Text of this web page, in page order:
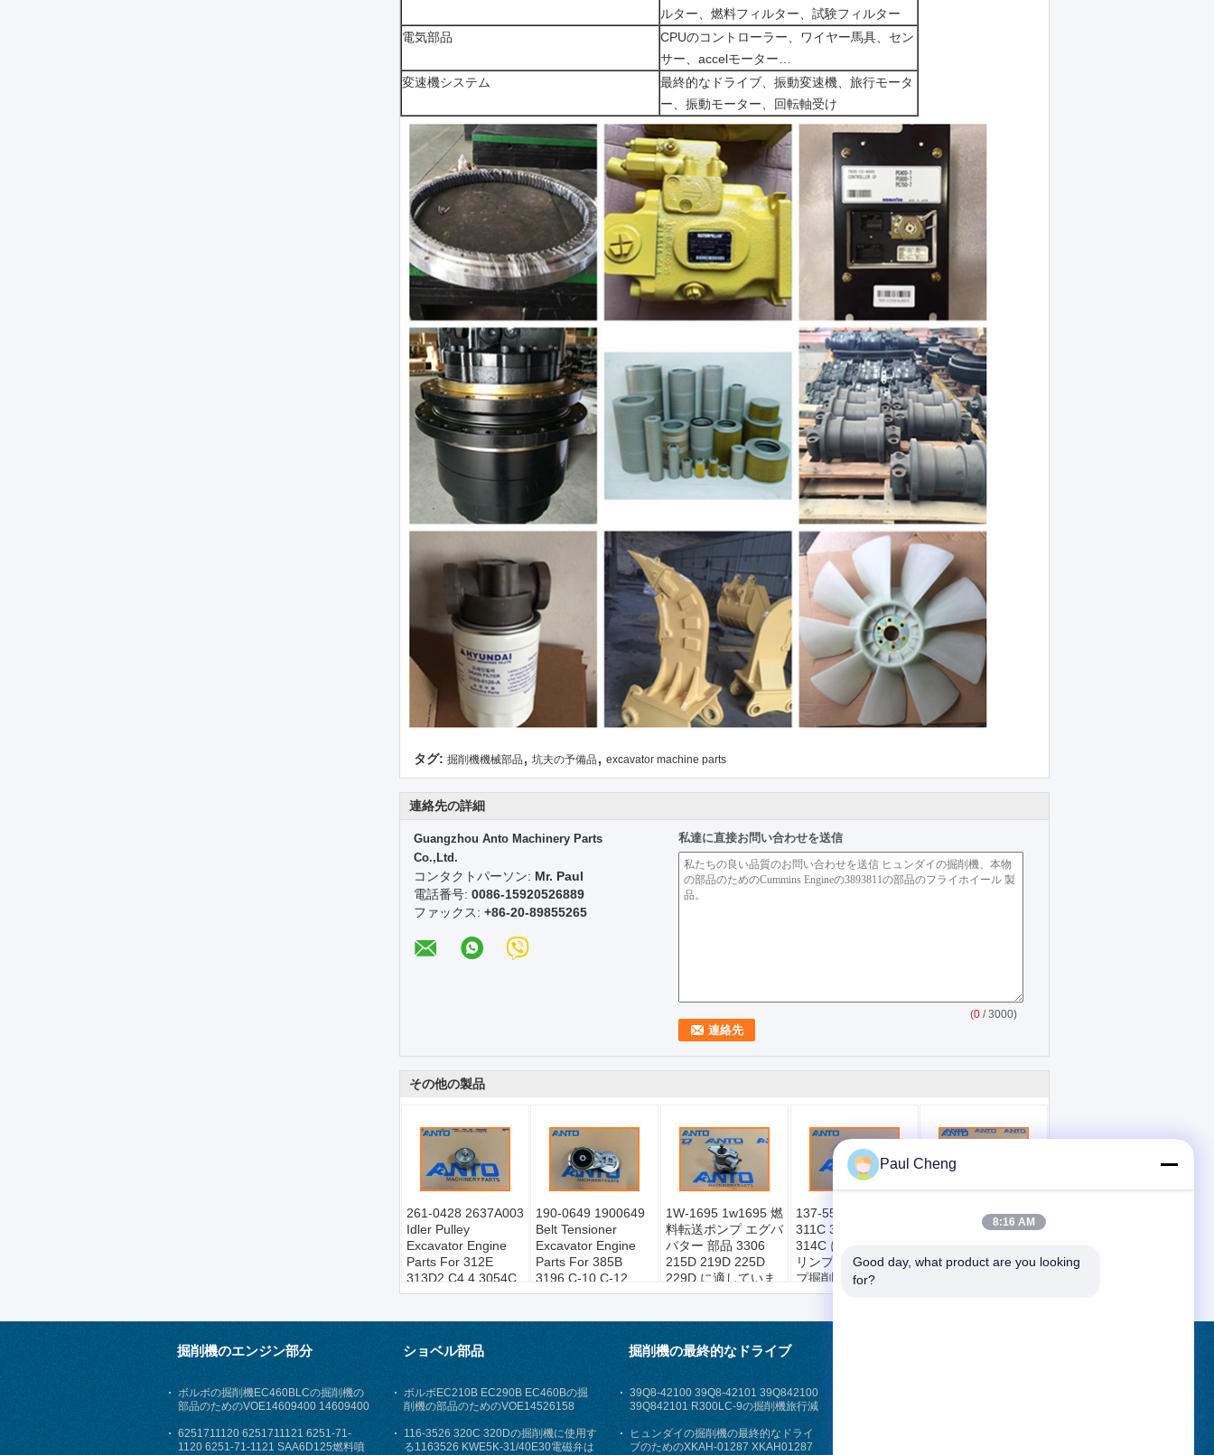
ルター、燃料フィルター、試験フィルター
電気部品
CPUのコントローラー、ワイヤー馬具、セン
サー、accelモーター…
変速機システム
最終的なドライブ、振動変速機、旅行モータ
ー、振動モーター、回転軸受け
タグ: 掘削機機械部品 , 坑夫の予備品 , excavator machine parts
連絡先の詳細
Guangzhou Anto Machinery Parts
Co.,Ltd.
コンタクトパーソン: Mr. Paul
電話番号: 0086-15920526889
ファックス: +86-20-89855265
私達に直接お問い合わせを送信
(0 / 3000)
その他の製品
261-0428 2637A003
Idler Pulley
Excavator Engine
Parts For 312E
313D2 C4.4 3054C
C6.6
190-0649 1900649
Belt Tensioner
Excavator Engine
Parts For 385B
3196 C-10 C-12
C18 C7 C9
1W-1695 1w1695 燃
料転送ポンプ エグバ
バター 部品 3306
215D 219D 225D
229D に適していま
す
137-5541 1375541
311C 312C 313D
314C に適したガソ
リンプリミングポン
プ掘削機のスペアパ
ーツ
65.11101-7356
106675-466F 燃料
DOOSAN MEGA
掘削機のエンジン部分
ボルボの掘削機EC460BLCの掘削機の
部品のためのVOE14609400 14609400
空気取り入れ口のホース
6251711120 6251711121 6251-71-
1120 6251-71-1121 SAA6D125燃料噴
ショベル部品
ボルボEC210B EC290B EC460Bの掘
削機の部品のためのVOE14526158
14526158点火の始動機スイッチ
116-3526 320C 320Dの掘削機に使用す
る1163526 KWE5K-31/40E30電磁弁は
掘削機の最終的なドライブ
39Q8-42100 39Q8-42101 39Q842100
39Q842101 R300LC-9の掘削機旅行減
速装置
ヒュンダイの掘削機の最終的なドライ
ブのためのXKAH-01287 XKAH01287
Paul Cheng
8:16 AM
Good day, what product are you looking
for?